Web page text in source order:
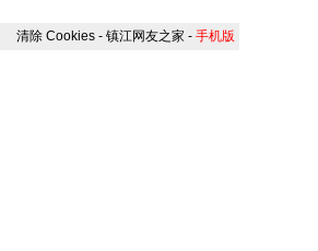
清除 Cookies - 镇江网友之家 - 手机版